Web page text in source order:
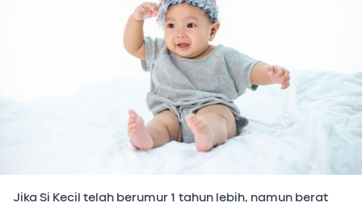
Jika Si Kecil telah berumur 1 tahun lebih, namun berat